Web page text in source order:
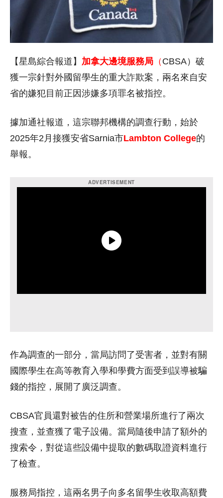
【星島綜合報道】 加拿大邊境服務局 （ CBSA）破
獲一宗針對外國留學生的重大詐欺案，兩名來自安
省的嫌犯目前正因涉嫌多項罪名被指控。
據加通社報道，這宗聯邦機構的調查行動，始於
2025年2月接獲安省Sarnia市Lambton College的
舉報。
作為調查的一部分，當局訪問了受害者，並對有關
國際學生在高等教育入學和學費方面受到誤導被騙
錢的指控，展開了廣泛調查。
CBSA官員還對被告的住所和營業場所進行了兩次
搜查，並查獲了電子設備。當局隨後申請了額外的
搜索令，對從這些設備中提取的數碼取證資料進行
了檢查。
服務局指控，這兩名男子向多名留學生收取高額費